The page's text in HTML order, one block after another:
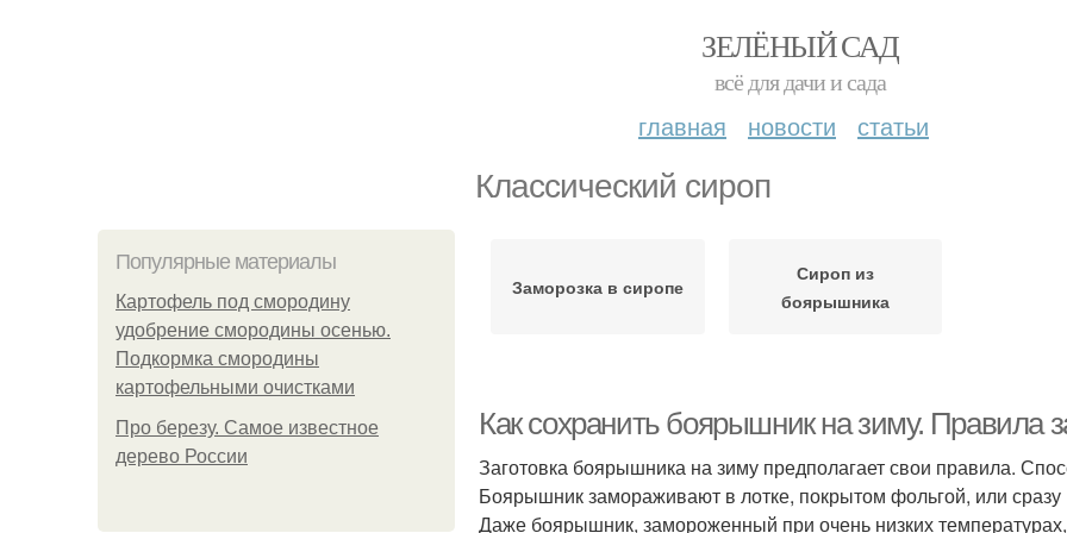
ЗЕЛЁНЫЙ САД
всё для дачи и сада
главная новости статьи
Классический сироп
Популярные материалы
Картофель под смородину
удобрение смородины осенью.
Подкормка смородины
картофельными очистками
Про березу. Самое известное
дерево России
Заморозка в сиропе
Сироп из
боярышника
Как сохранить боярышник на зиму. Правила
Заготовка боярышника на зиму предполагает свои правила.
Боярышник замораживают в лотке, покрытом фольгой, или
Даже боярышник, замороженный при очень низких